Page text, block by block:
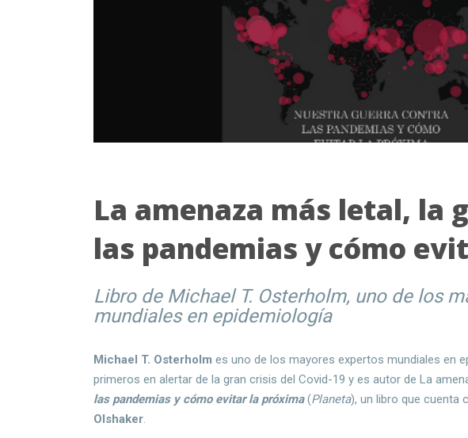
La amenaza más letal, la
las pandemias y cómo
Libro de Michael T. Osterholm, uno de los
mundiales en epidemiología
Michael T. Osterholm es uno de los mayores expertos mundiales en
primeros en alertar de la gran crisis del Covid-19 y es autor de La
las pandemias y cómo evitar la próxima(Planeta), un libro que cuenta
Olshaker